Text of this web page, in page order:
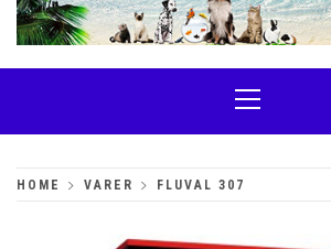
TRENDYPETS
Menu
HOME VARER FLUVAL 307